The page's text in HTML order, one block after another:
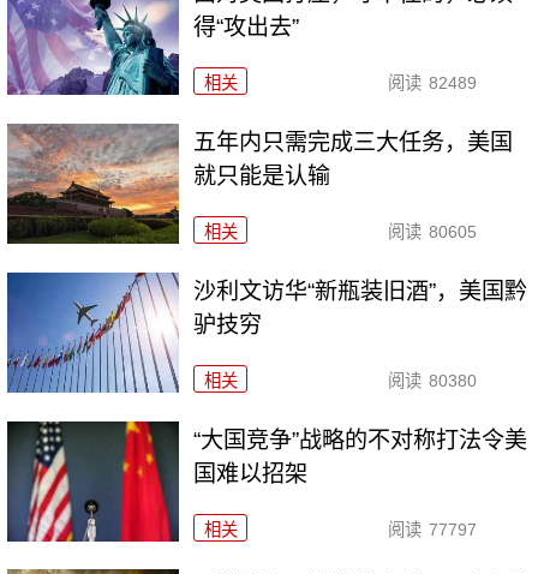
得“攻出去”
相关 阅读 82489
五年内只需完成三大任务，美国
就只能是认输
相关 阅读 80605
沙利文访华“新瓶装旧酒”，美国黔
驴技穷
相关 阅读 80380
“大国竞争”战略的不对称打法令美
国难以招架
相关 阅读 77797